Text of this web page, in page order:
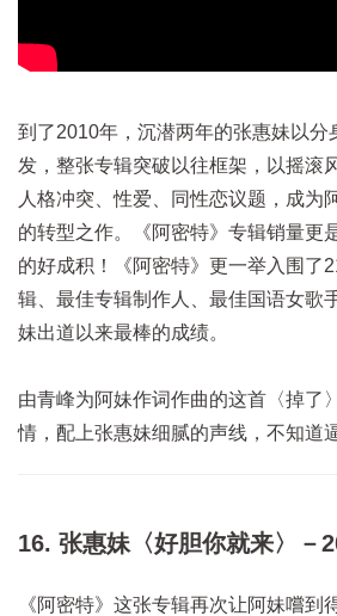
到了2010年，沉潜两年的张惠妹以分
发，整张专辑突破以往框架，以摇滚
人格冲突、性爱、同性恋议题，成为
的转型之作。《阿密特》专辑销量更
的好成积！《阿密特》更一举入围了
辑、最佳专辑制作人、最佳国语女歌
妹出道以来最棒的成绩。
由青峰为阿妹作词作曲的这首〈掉了
情，配上张惠妹细腻的声线，不知道
16. 张惠妹〈好胆你就来〉－
《阿密特》这张专辑再次让阿妹嚐到